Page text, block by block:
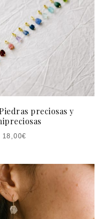
preciosas y
18,00€